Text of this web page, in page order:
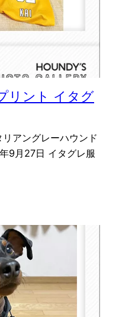
リント イタグ
アングレーハウンド
9月27日 イタグレ服